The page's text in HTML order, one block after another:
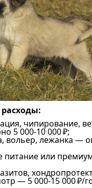
чипирование,
5 000-10 000 ₽;
вольер, лежанка —
питание или
— 5 000-15 000 ₽/